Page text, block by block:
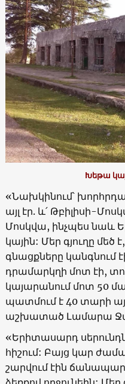
Խեթա
«Նախկինում՝
այլ էր. և՛ Թբիլիսի-
Մոսկվա, ինչպես նաև
կային: Մեր գյուղը մեծ
գնացքները կանգնում
դրամարկղի մոտ էի,
կայարանում մոտ 50
պատմում է 40 տարի
աշխատած Լամարա
«Երիտասարդ
հիշում: Բայց կար
շարվում էին